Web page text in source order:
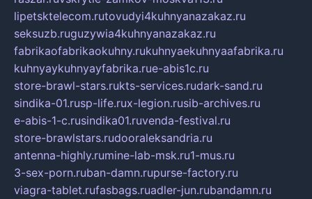
lipetsktelecom.rutovudyi4kuhnyanazakaz.ru
seksuzb.ruguzywia4kuhnyanazakaz.ru
fabrikaofabrikaokuhny.rukuhnyaekuhnyaafabrika.ru
kuhnyaykuhnyayfabrika.rue-abis1c.ru
store-brawl-stars.rukts-services.rudark-sand.ru
sindika-01.rusp-life.rux-legion.rusib-archives.ru
e-abis-1-c.rusindika01.ruvenda-festival.ru
store-brawlstars.rudooraleksandria.ru
antenna-highly.rumine-lab-msk.ru1-mus.ru
3-sex-porn.ruban-damn.rupurse-factory.ru
viagra-tablet.rufasbags.ruadler-jun.rubandamn.ru